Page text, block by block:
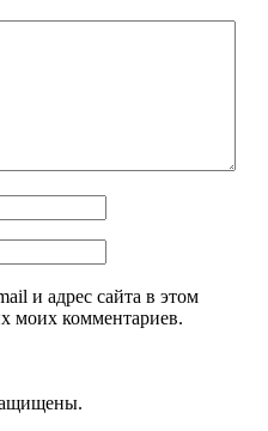
и адрес сайта в этом
моих комментариев.